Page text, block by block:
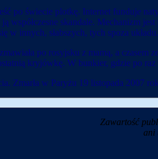
po świecie plotkę. Internet funduje
ją współczesne skandale. Mechanizm
w innych, słabszych, tych spoza
po rosyjsku z mamą, a
kryjówkę. W bunkier, gdzie po
Zmarła w Paryżu 19 listopada 2007
Zawartość
ani